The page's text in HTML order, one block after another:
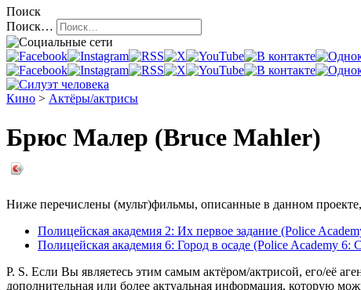
Поиск
Поиск…
Кино > Актёры/актрисы
Брюс Малер (Bruce Mahler)
Ниже перечислены (мульт)фильмы, описанные в данном
Полицейская академия 2: Их первое задание (Police
Полицейская академия 6: Город в осаде (Police Academy 6:
P. S. Если Вы являетесь этим самым актёром/актрисой, его/её
дополнительная или более актуальная информация, которую